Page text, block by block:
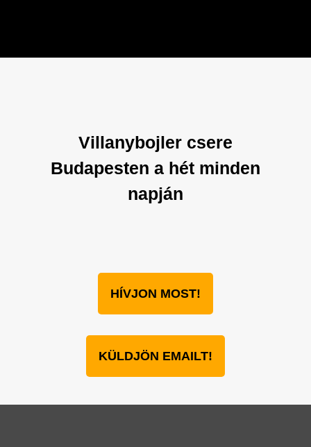
Villanybojler csere
Budapesten a hét minden
napján
HÍVJON MOST!
KÜLDJÖN EMAILT!